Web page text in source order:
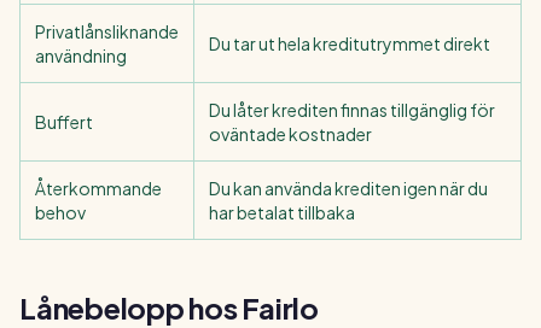
Privatlånsliknande
användning
Du tar ut hela kreditutrymmet direkt
Buffert
Du låter krediten finnas tillgänglig för
oväntade kostnader
Återkommande
behov
Du kan använda krediten igen när du
har betalat tillbaka
Lånebelopp hos Fairlo